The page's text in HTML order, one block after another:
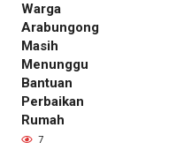
Warga
Arabungong
Masih
Menunggu
Bantuan
Perbaikan
Rumah
7